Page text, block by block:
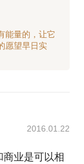
能量的，让它
愿望早日实
2016.01.22
业是可以相